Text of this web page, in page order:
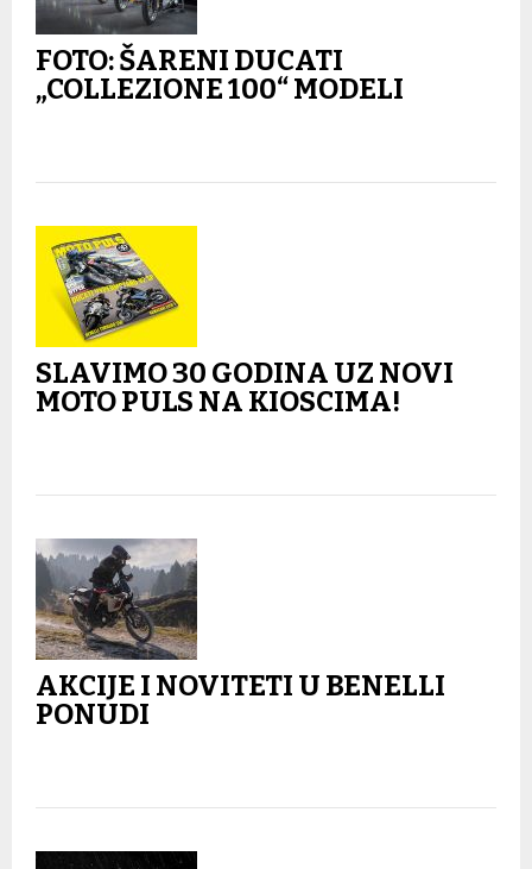
FOTO: ŠARENI DUCATI
„COLLEZIONE 100“ MODELI
SLAVIMO 30 GODINA UZ NOVI
MOTO PULS NA KIOSCIMA!
AKCIJE I NOVITETI U BENELLI
PONUDI